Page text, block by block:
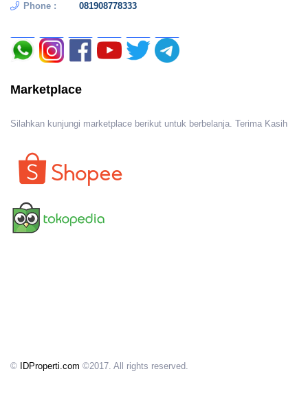
Phone : 081908778333
Marketplace
Silahkan kunjungi marketplace berikut untuk berbelanja. Terima Kasih
© IDProperti.com ©2017. All rights reserved.